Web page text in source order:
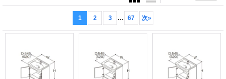
1 2 3 ... 67 次»